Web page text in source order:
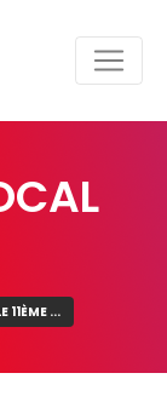
11ÈME ...